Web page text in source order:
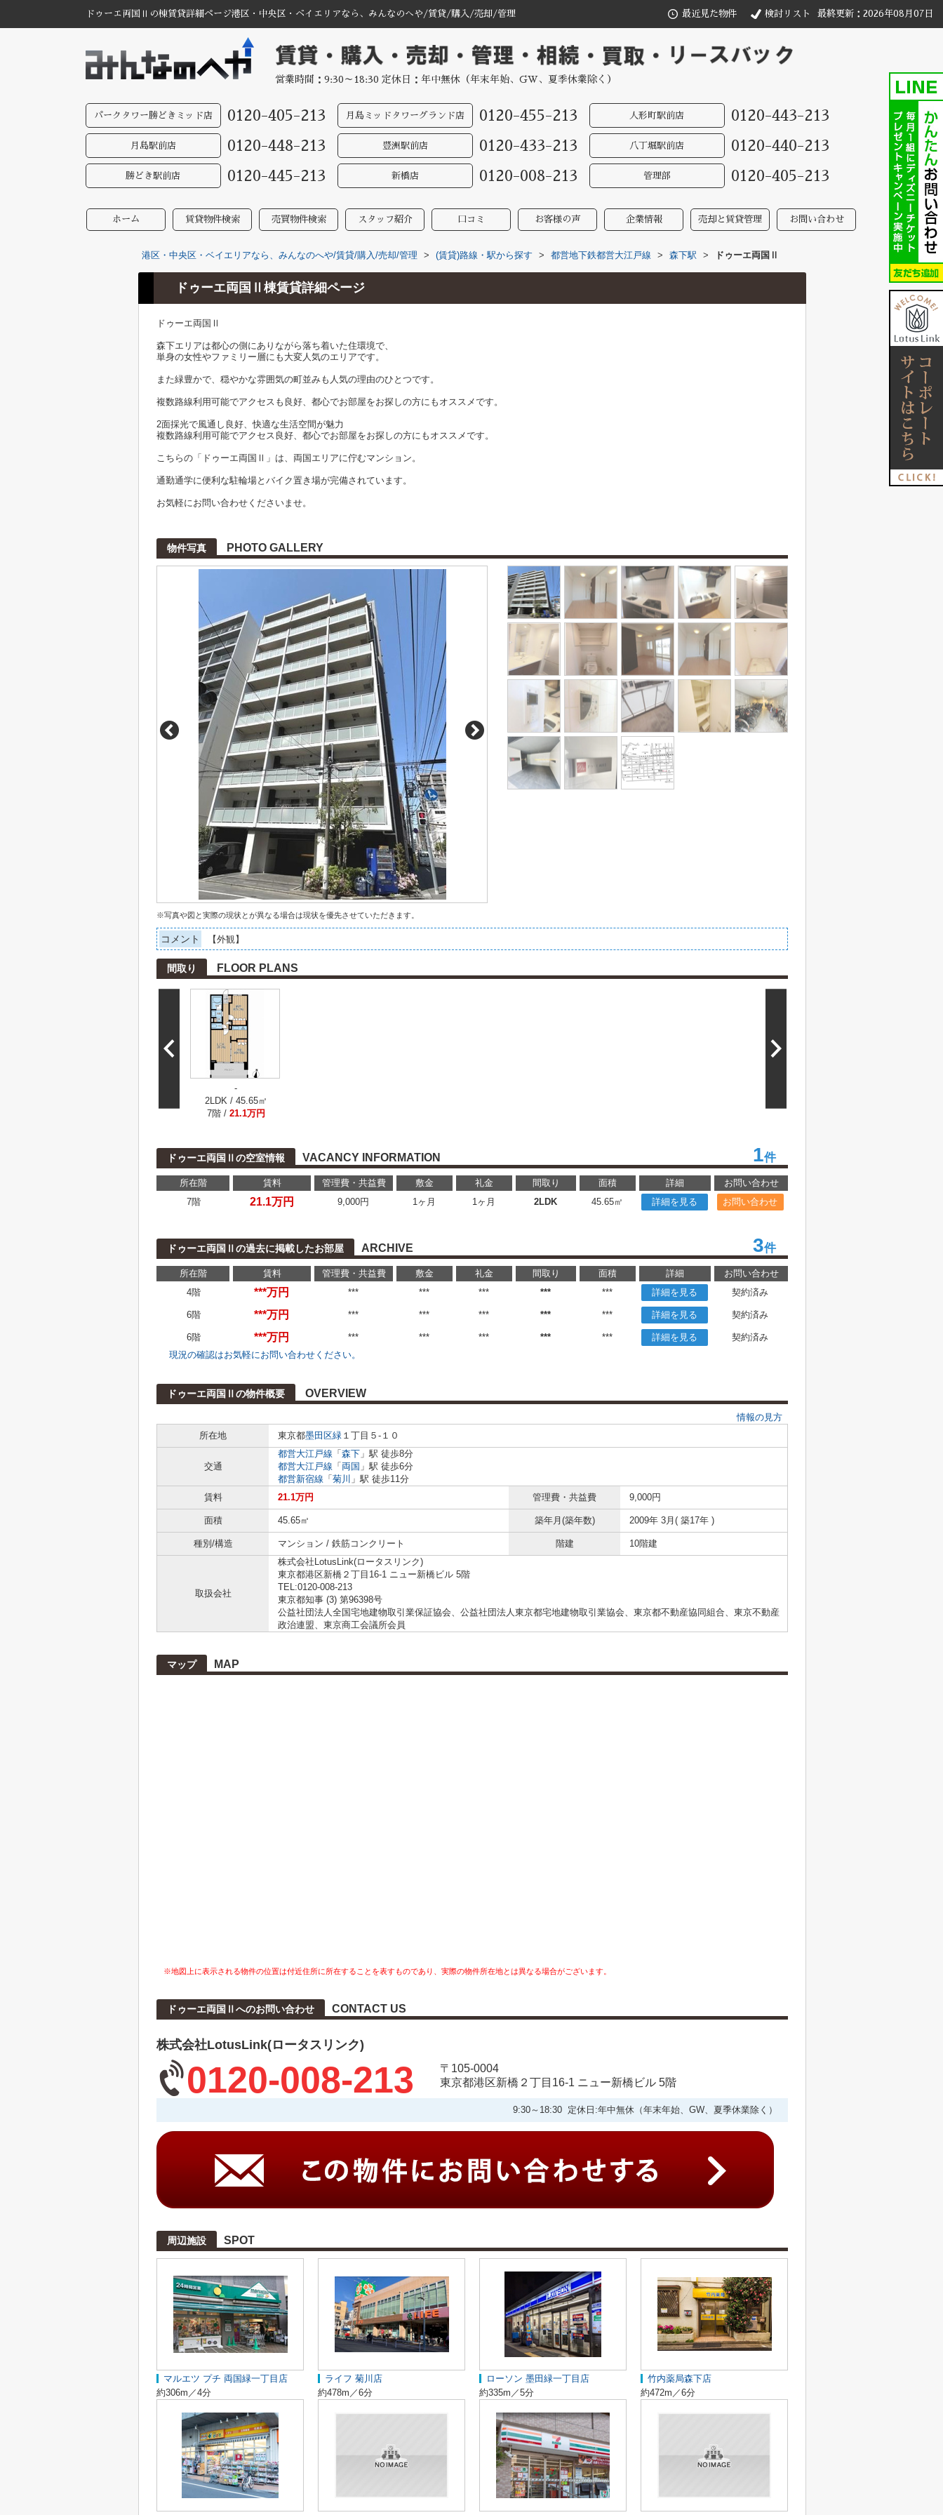
ドゥーエ両国Ⅱの棟賃貸詳細ページ港区・中央区・ベイエリアなら、みんなのへや/賃貸/購入/売却/管理 最近見た物件 検討リスト 最終更新：2026年08月07日
営業時間：9:30～18:30 定休日：年中無休（年末年始、GW、夏季休業除く）
パークタワー勝どきミッド店 0120-405-213 月島ミッドタワーグランド店 0120-455-213 人形町駅前店 0120-443-213
月島駅前店 0120-448-213 豊洲駅前店 0120-433-213 八丁堀駅前店 0120-440-213
勝どき駅前店 0120-445-213 新橋店 0120-008-213 管理部 0120-405-213
ホーム 賃貸物件検索 売買物件検索 スタッフ紹介 口コミ お客様の声 企業情報 売却と賃貸管理 お問い合わせ
港区・中央区・ベイエリアなら、みんなのへや/賃貸/購入/売却/管理 > (賃貸)路線・駅から探す > 都営地下鉄都営大江戸線 > 森下駅 > ドゥーエ両国Ⅱ
ドゥーエ両国Ⅱ棟賃貸詳細ページ
ドゥーエ両国Ⅱ
森下エリアは都心の側にありながら落ち着いた住環境で、
単身の女性やファミリー層にも大変人気のエリアです。
また緑豊かで、穏やかな雰囲気の町並みも人気の理由のひとつです。
複数路線利用可能でアクセスも良好、都心でお部屋をお探しの方にもオススメです。
2面採光で風通し良好、快適な生活空間が魅力
複数路線利用可能でアクセス良好、都心でお部屋をお探しの方にもオススメです。
こちらの「ドゥーエ両国Ⅱ」は、両国エリアに佇むマンション。
通勤通学に便利な駐輪場とバイク置き場が完備されています。
お気軽にお問い合わせくださいませ。
物件写真 PHOTO GALLERY
※写真や図と実際の現状とが異なる場合は現状を優先させていただきます。
コメント 【外観】
間取り FLOOR PLANS
-
2LDK / 45.65㎡
7階 / 21.1万円
ドゥーエ両国Ⅱの空室情報 VACANCY INFORMATION 1件
所在階 賃料 管理費・共益費 敷金 礼金 間取り 面積 詳細
お問い合わせ
7階
21.1万円 9,000円 1ヶ月 1ヶ月 2LDK 45.65㎡ 詳細を見る お問い合わせ
ドゥーエ両国Ⅱの過去に掲載したお部屋 ARCHIVE 3件
所在階 賃料 管理費・共益費 敷金 礼金 間取り 面積 詳細
お問い合わせ
4階
***万円 *** *** *** *** *** 詳細を見る 契約済み
6階 ***万円 *** *** *** *** *** 詳細を見る 契約済み
6階 ***万円 *** *** *** *** *** 詳細を見る
契約済み
現況の確認はお気軽にお問い合わせください。
ドゥーエ両国Ⅱの物件概要 OVERVIEW
情報の見方
所在地
東京都墨田区緑 １丁目５-１０
交通
都営大江戸線 「 森下 」駅 徒歩8分
都営大江戸線 「 両国 」駅 徒歩6分
都営新宿線 「 菊川 」駅 徒歩11分
賃料
21.1万円 管理費・共益費 9,000円
面積 45.65㎡ 築年月(築年数) 2009年 3月( 築17年 )
種別/構造 マンション / 鉄筋コンクリート 階建 10階建
取扱会社
株式会社LotusLink(ロータスリンク)
東京都港区新橋２丁目16-1 ニュー新橋ビル 5階
TEL:0120-008-213
東京都知事 (3) 第96398号
公益社団法人全国宅地建物取引業保証協会、公益社団法人東京都宅地建物取引業協会、東京都不動産協同組合、東京不動産
政治連盟、東京商工会議所会員
マップ MAP
※地図上に表示される物件の位置は付近住所に所在することを表すものであり、実際の物件所在地とは異なる場合がございます。
ドゥーエ両国Ⅱへのお問い合わせ CONTACT US
株式会社LotusLink(ロータスリンク)
0120-008-213
〒105-0004
東京都港区新橋２丁目16-1 ニュー新橋ビル 5階
9:30～18:30 定休日:年中無休（年末年始、GW、夏季休業除く）
周辺施設 SPOT
マルエツ プチ 両国緑一丁目店
約306m／4分
ライフ 菊川店
約478m／6分
ローソン 墨田緑一丁目店
約335m／5分
竹内薬局森下店
約472m／6分